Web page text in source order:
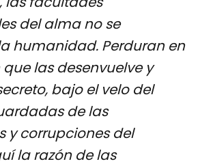
del alma no se
humanidad. Perduran en
las desenvuelve y
bajo el velo del
de las
y corrupciones del
la razón de las